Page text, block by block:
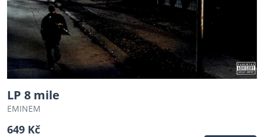
LP 8 mile
EMINEM
649 Kč